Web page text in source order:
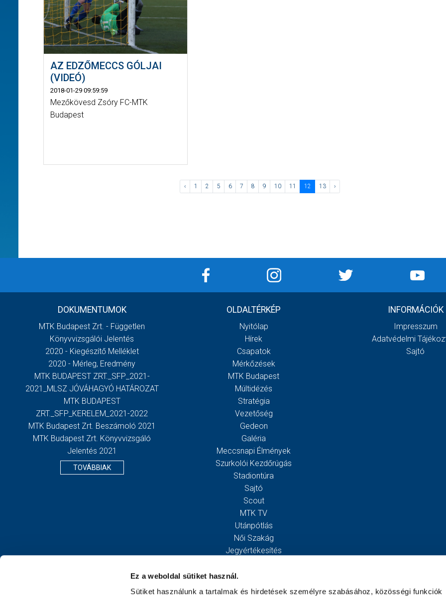
Ez a weboldal sütiket használ.
Sütiket használunk a tartalmak és hirdetések személyre szabásához, közösségi funkciók
AZ EDZŐMECCS GÓLJAI
(VIDEÓ)
2018-01-29 09:59:59
Mezőkövesd Zsóry FC-MTK
Budapest
‹ 1 2 5 6 7 8 9 10 11 12 13 ›
DOKUMENTUMOK
MTK Budapest Zrt. - Független
Könyvvizsgálói Jelentés
2020 - Kiegészítő Melléklet
2020 - Mérleg, Eredmény
MTK BUDAPEST ZRT._SFP_2021-
2021_MLSZ JÓVÁHAGYÓ HATÁROZAT
MTK BUDAPEST
ZRT._SFP_KERELEM_2021-2022
MTK Budapest Zrt. Beszámoló 2021
MTK Budapest Zrt. Könyvvizsgáló
Jelentés 2021
TOVÁBBIAK
OLDALTÉRKÉP
Nyitólap
Hírek
Csapatok
Mérkőzések
MTK Budapest
Múltidézés
Stratégia
Vezetőség
Gedeon
Galéria
Meccsnapi Élmények
Szurkolói Kezdőrúgás
Stadiontúra
Sajtó
Scout
MTK TV
Utánpótlás
Női Szakág
Jegyértékesítés
Egyesület
INFORMÁCIÓK
Impresszum
Adatvédelmi
Sajtó